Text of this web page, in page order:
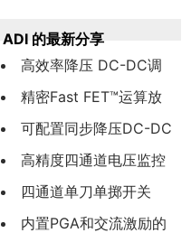
ADI 的最新分享
高效率降压 DC-DC调
节器ADP2164
精密Fast FET™运算放
大器AD8067
可配置同步降压DC-DC
调节器ADP2114
高精度四通道电压监控
器ADM1184
四通道单刀单掷开关
ADG4612/ADG4613
内置PGA和交流激励的